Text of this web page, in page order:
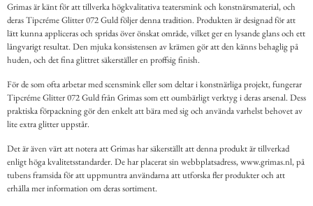
Grimas är känt för att tillverka högkvalitativa teatersmink och konstnärsmaterial, och
deras Tipcréme Glitter 072 Guld följer denna tradition. Produkten är designad för att
lätt kunna appliceras och spridas över önskat område, vilket ger en lysande glans och ett
långvarigt resultat. Den mjuka konsistensen av krämen gör att den känns behaglig på
huden, och det fina glittret säkerställer en proffsig finish.
För de som ofta arbetar med scensmink eller som deltar i konstnärliga projekt, fungerar
Tipcréme Glitter 072 Guld från Grimas som ett oumbärligt verktyg i deras arsenal. Dess
praktiska förpackning gör den enkelt att bära med sig och använda varhelst behovet av
lite extra glitter uppstår.
Det är även värt att notera att Grimas har säkerställt att denna produkt är tillverkad
enligt höga kvalitetsstandarder. De har placerat sin webbplatsadress, www.grimas.nl, på
tubens framsida för att uppmuntra användarna att utforska fler produkter och att
erhålla mer information om deras sortiment.